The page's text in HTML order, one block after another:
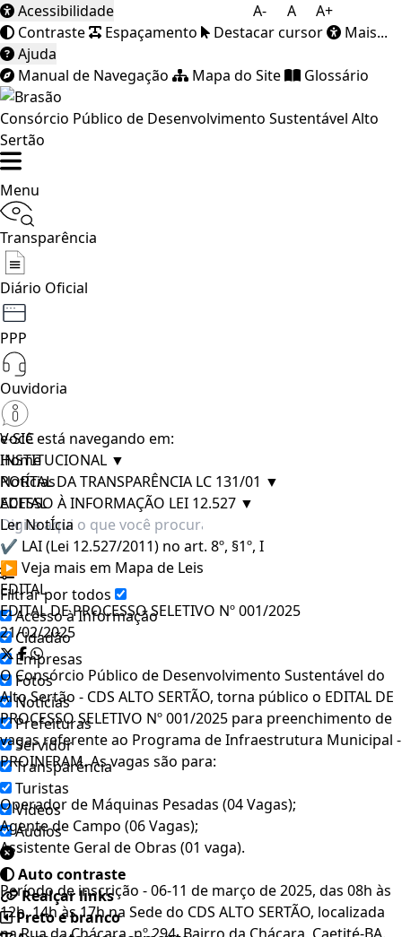
A- A A+
Acessibilidade
Contraste
Espaçamento Destacar cursor
Mais...
Ajuda
Manual de Navegação
Mapa do Site Glossário
Consórcio Público de Desenvolvimento Sustentável Alto
Sertão
Menu
Transparência
Diário Oficial
PPP
Ouvidoria
e-SIC
INSTITUCIONAL ▼
PORTAL DA TRANSPARÊNCIA LC 131/01 ▼
ACESSO À INFORMAÇÃO LEI 12.527 ▼
Filtrar por todos
Acesso à Informação
Cidadão
Empresas
Fotos
Notícias
Prefeituras
Servidor
Transparência
Turistas
Videos
Áudios
Auto contraste
Realçar links
Preto e branco
Você está navegando em:
Home
NotÍcias
EDITAL
Ler NotÍcia
✔ LAI (Lei 12.527/2011) no art. 8º, §1º, I
▶ Veja mais em Mapa de Leis
EDITAL
EDITAL DE PROCESSO SELETIVO Nº 001/2025
21/02/2025
O Consórcio Público de Desenvolvimento Sustentável do
Alto Sertão - CDS ALTO SERTÃO, torna público o EDITAL DE
PROCESSO SELETIVO Nº 001/2025 para preenchimento de
vagas referente ao Programa de Infraestrutura Municipal -
PROINFRAM. As vagas são para:
Operador de Máquinas Pesadas (04 Vagas);
Agente de Campo (06 Vagas);
Assistente Geral de Obras (01 vaga).
Período de inscrição - 06-11 de março de 2025, das 08h às
12h, 14h às 17h na Sede do CDS ALTO SERTÃO, localizada